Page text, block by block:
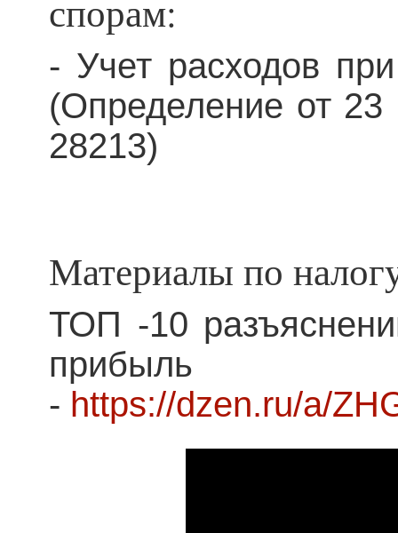
спорам:
- Учет расходов
(Определение от
28213)
Материалы по
ТОП -10
- https://dzen.ru/a/